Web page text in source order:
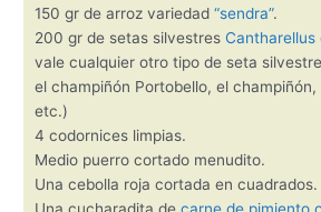
150 gr de arroz variedad“sendra”.
200 gr de setas silvestresCantharellus
vale cualquier otro tipo de seta
el champiñón Portobello, el
etc.)
4 codornices limpias.
Medio puerro cortado menudito.
Una cebolla roja cortada en cuadrados.